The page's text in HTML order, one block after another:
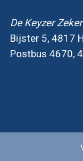
De Keyzer
Bijster 5, 4817
Postbus 4670,